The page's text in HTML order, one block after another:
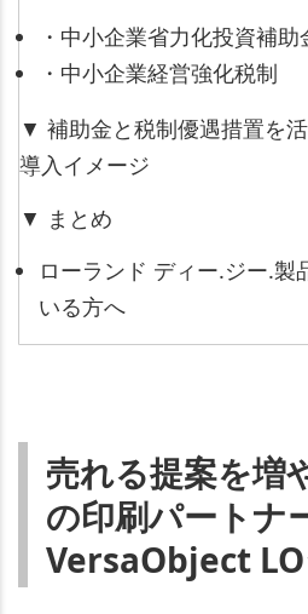
・中小企業省力化投資補助
・中小企業経営強化税制
▼ 補助金と税制優遇措置を
導入イメージ
▼ まとめ
ローランド ディー.ジー.製
いる方へ
売れる提案を増
の印刷パートナ
VersaObject